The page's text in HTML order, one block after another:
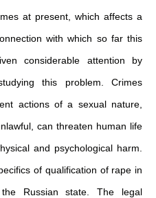
at present, which affects a
with which so far this
considerable attention by
this problem. Crimes
actions of a sexual nature,
can threaten human life
and psychological harm.
of qualification of rape in
Russian state. The legal